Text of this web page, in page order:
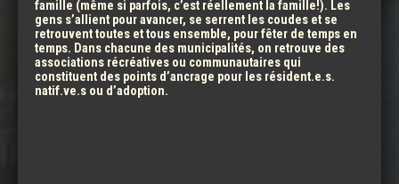
UNE COMMUNAUTÉ VALEUREUSE, FORTE ET IMPLIQUÉE,
UNE MUSICALITÉ DE COUTUMES, DE CULTURES
famille (même si parfois, c’est réellement la famille!). Les
gens s’allient pour avancer, se serrent les coudes et se
retrouvent toutes et tous ensemble, pour fêter de temps en
temps. Dans chacune des municipalités, on retrouve des
associations récréatives ou communautaires qui
constituent des points d’ancrage pour les résident.e.s.
natif.ve.s ou d’adoption.